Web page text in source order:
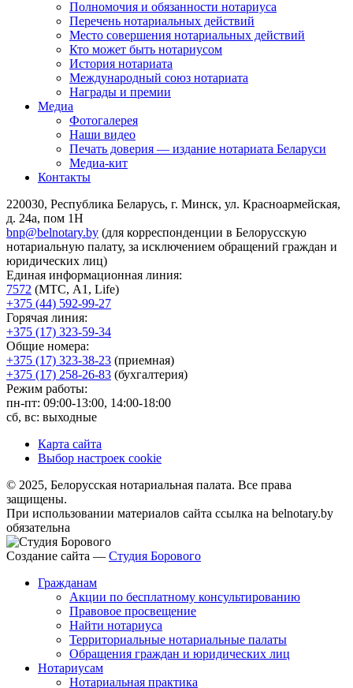
Полномочия и обязанности нотариуса
Перечень нотариальных действий
Место совершения нотариальных действий
Кто может быть нотариусом
История нотариата
Международный союз нотариата
Награды и премии
Медиа
Фотогалерея
Наши видео
Печать доверия — издание нотариата Беларуси
Медиа-кит
Контакты
220030, Республика Беларусь, г. Минск, ул. Красноармейская,
д. 24а, пом 1Н
bnp@belnotary.by (для корреспонденции в Белорусскую
нотариальную палату, за исключением обращений граждан и
юридических лиц)
Единая информационная линия:
7572 (МТС, A1, Life)
+375 (44) 592-99-27
Горячая линия:
+375 (17) 323-59-34
Общие номера:
+375 (17) 323-38-23 (приемная)
+375 (17) 258-26-83 (бухгалтерия)
Режим работы:
пн-пт: 09:00-13:00, 14:00-18:00
сб, вс: выходные
Карта сайта
Выбор настроек cookie
© 2025, Белорусская нотариальная палата. Все права
защищены.
При использовании материалов сайта ссылка на belnotary.by
обязательна
Создание сайта — Студия Борового
Гражданам
Акции по бесплатному консультированию
Правовое просвещение
Найти нотариуса
Территориальные нотариальные палаты
Обращения граждан и юридических лиц
Нотариусам
Нотариальная практика